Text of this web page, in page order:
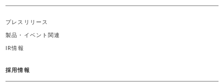
プレスリリース
製品・イベント関連
IR情報
採用情報